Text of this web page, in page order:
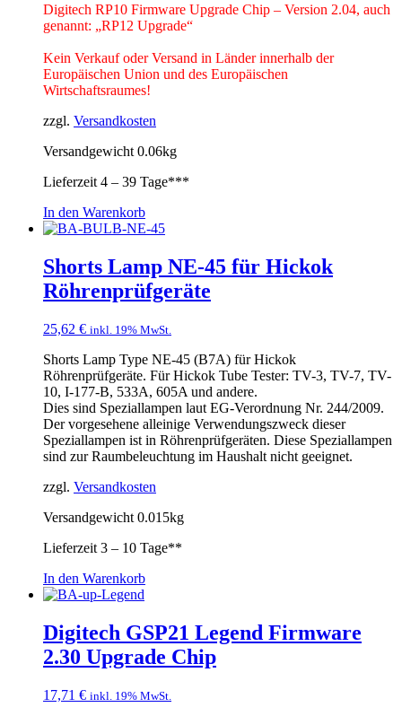
Digitech RP10 Firmware Upgrade Chip – Version 2.04, auch
genannt: „RP12 Upgrade“
Kein Verkauf oder Versand in Länder innerhalb der
Europäischen Union und des Europäischen
Wirtschaftsraumes!
zzgl. Versandkosten
Versandgewicht 0.06kg
Lieferzeit 4 – 39 Tage***
In den Warenkorb
Shorts Lamp NE-45 für Hickok
Röhrenprüfgeräte
25,62 € inkl. 19% MwSt.
Shorts Lamp Type NE-45 (B7A) für Hickok
Röhrenprüfgeräte. Für Hickok Tube Tester: TV-3, TV-7, TV-
10, I-177-B, 533A, 605A und andere.
Dies sind Speziallampen laut EG-Verordnung Nr. 244/2009.
Der vorgesehene alleinige Verwendungszweck dieser
Speziallampen ist in Röhrenprüfgeräten. Diese Speziallampen
sind zur Raumbeleuchtung im Haushalt nicht geeignet.
zzgl. Versandkosten
Versandgewicht 0.015kg
Lieferzeit 3 – 10 Tage**
In den Warenkorb
Digitech GSP21 Legend Firmware
2.30 Upgrade Chip
17,71 € inkl. 19% MwSt.